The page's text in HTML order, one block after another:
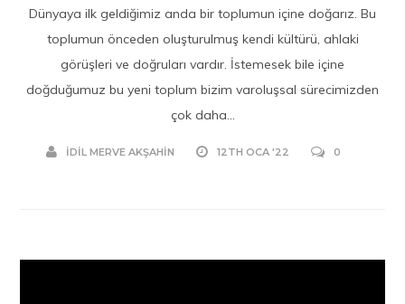
Dünyaya ilk geldiğimiz anda bir toplumun içine doğarız. Bu
toplumun önceden oluşturulmuş kendi kültürü, ahlaki
görüşleri ve doğruları vardır. İstemesek bile içine
doğduğumuz bu yeni toplum bizim varoluşsal sürecimizden
çok daha...
İDIL MERVE AKŞAHIN 12TH OCA '22 0